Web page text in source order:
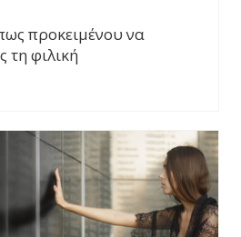
προκειμένου να
τη φιλική